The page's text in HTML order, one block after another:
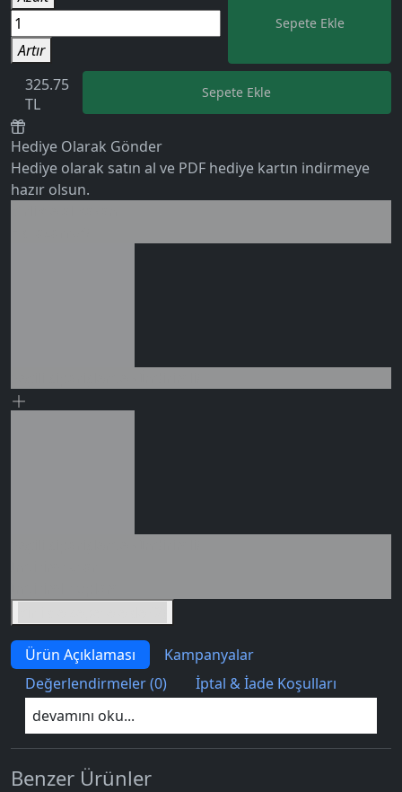
0 değerlendirme
Artır
Sepete Ekle
325.75
TL
Sepete Ekle
Hediye Olarak Gönder
Hediye olarak satın al ve PDF hediye kartın indirmeye
hazır olsun.
Ürün Açıklaması
Kampanyalar
Değerlendirmeler (0)
İptal & İade Koşulları
devamını oku...
Benzer Ürünler